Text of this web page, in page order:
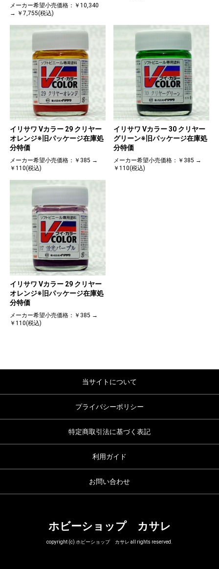
メーカー希望小売価格：￥10,340
→ ￥7,755(税込)
イリサワ Vカラー 29 クリヤー
オレンジ※旧パッケージ在庫処
分特価
メーカー希望小売価格：￥385 →
￥110(税込)
イリサワ Vカラー 30 クリヤー
グリーン※旧パッケージ在庫処
分特価
メーカー希望小売価格：￥385 →
￥110(税込)
イリサワ Vカラー 29 クリヤー
オレンジ※旧パッケージ在庫処
分特価
メーカー希望小売価格：￥385 →
￥110(税込)
当サイトについて
プライバシーポリシー
特定商取引法に基づく表記
利用ガイド
お問い合わせ
ホビーショップ カサレ
copyright (c) ホビーショップ カサレ all rights reserved.